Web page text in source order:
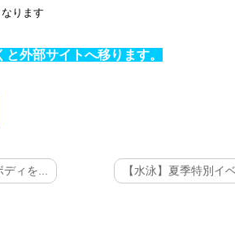
ります
外部サイトへ移ります。
ィを... 【水泳】夏季特別